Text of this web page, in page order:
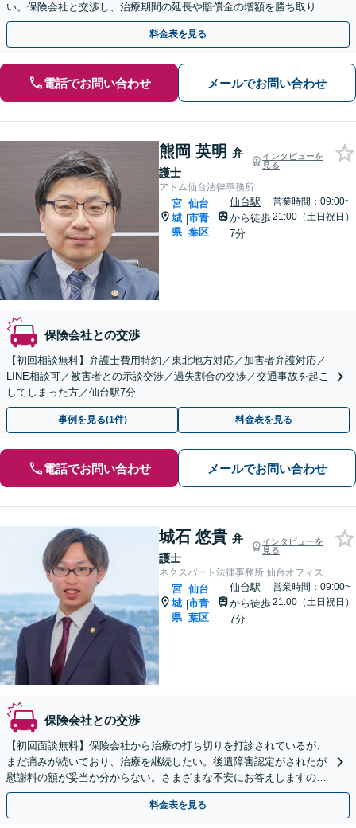
い。保険会社と交渉し、治療期間の延長や賠償金の増額を勝ち取りま
す。後遺障害の等級認定の手続きなどもお任せください。
料金表を見る
電話でお問い合わせ メールでお問い合わせ
熊岡 英明 弁
護士
インタビューを
見る
アトム仙台法律事務所
宮
城
県
|
仙台
市青
葉区
仙台駅
から徒歩
7分
営業時間：09:00~
21:00（土日祝日）
保険会社との交渉
【初回相談無料】弁護士費用特約／東北地方対応／加害者弁護対応／
LINE相談可／被害者との示談交渉／過失割合の交渉／交通事故を起こ
してしまった方／仙台駅7分
事例を見る(1件) 料金表を見る
電話でお問い合わせ メールでお問い合わせ
城石 悠貴 弁
護士
インタビューを
見る
ネクスパート法律事務所 仙台オフィス
宮
城
県
|
仙台
市青
葉区
仙台駅
から徒歩
7分
営業時間：09:00~
21:00（土日祝日）
保険会社との交渉
【初回面談無料】保険会社から治療の打ち切りを打診されているが、
まだ痛みが続いており、治療を継続したい。後遺障害認定がされたが
慰謝料の額が妥当か分からない。さまざまな不安にお答えしますの
で、お気軽にご連絡ください。ご相談・着手金は無料です。
料金表を見る